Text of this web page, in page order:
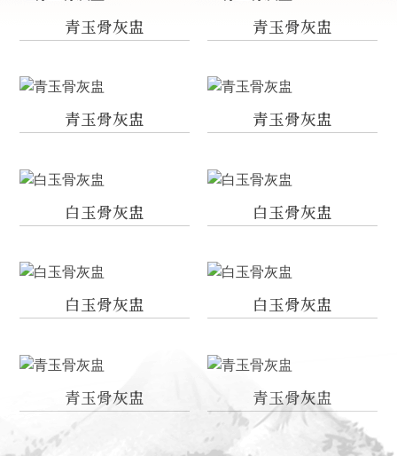
青玉骨灰盅 青玉骨灰盅
青玉骨灰盅 青玉骨灰盅
白玉骨灰盅 白玉骨灰盅
白玉骨灰盅 白玉骨灰盅
青玉骨灰盅 青玉骨灰盅